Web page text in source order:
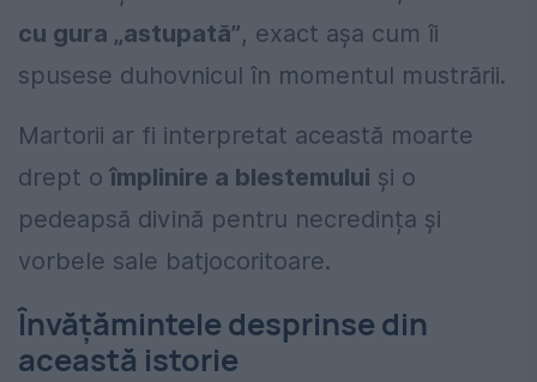
cu gura „astupată”, exact așa cum îi
spusese duhovnicul în momentul mustrării.
Martorii ar fi interpretat această moarte
drept oîmplinire a blestemului și o
pedeapsă divină pentru necredința și
vorbele sale batjocoritoare.
Învățămintele desprinse din
această istorie